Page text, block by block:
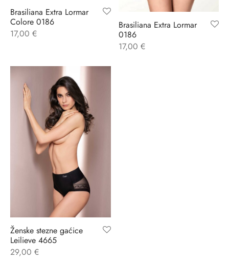
Brasiliana Extra Lormar
Colore 0186
17,00 €
Brasiliana Extra Lormar
0186
17,00 €
Ženske stezne gaćice
Leilieve 4665
29,00 €
KOSTIMI
leđa
o privatnosti